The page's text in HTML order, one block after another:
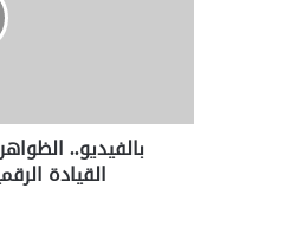
.
بالفيديو..
القيادة